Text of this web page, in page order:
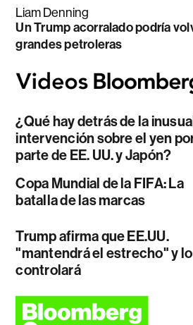
Liam Denning
Un Trump acorralado podría
grandes petroleras
¿Qué hay detrás de la
intervención sobre el yen
parte de EE. UU. y Japón?
Copa Mundial de la FIFA: La
batalla de las marcas
Trump afirma que EE.UU.
"mantendrá el estrecho" y lo
controlará